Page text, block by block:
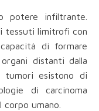
potere infiltrante.
tessuti limitrofi con
di formare
distanti dalla
tumori esistono di
di carcinoma
umano.